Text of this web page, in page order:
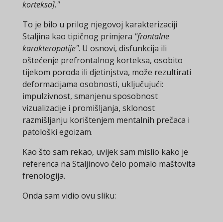
korteksa]."
To je bilo u prilog njegovoj karakterizaciji
Staljina kao tipičnog primjera "frontalne
karakteropatije". U osnovi, disfunkcija ili
oštećenje prefrontalnog korteksa, osobito
tijekom poroda ili djetinjstva, može rezultirati
deformacijama osobnosti, uključujući:
impulzivnost, smanjenu sposobnost
vizualizacije i promišljanja, sklonost
razmišljanju korištenjem mentalnih prečaca i
patološki egoizam.
Kao što sam rekao, uvijek sam mislio kako je
referenca na Staljinovo čelo pomalo maštovita
frenologija.
Onda sam vidio ovu sliku: